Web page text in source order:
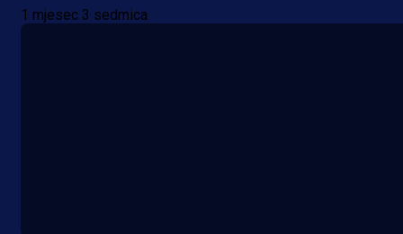
1 mjesec 3 sedmica